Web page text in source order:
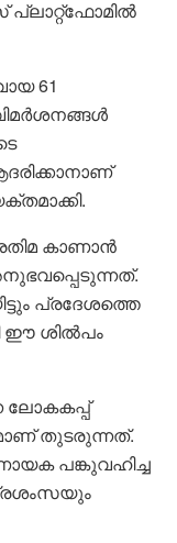
61
കാണാൻ
പ്രദേശത്തെ
ഈ ശിൽപം
ലോകകപ്പ്
തുടരുന്നത്.
പങ്കുവഹിച്ച